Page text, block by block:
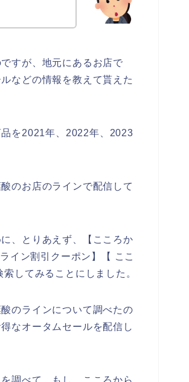
すが、地元にあるお店で
などの情報を教えて貰えた
を2021年、2022年、2023
のお店のラインで配信して
、とりあえず、【こころか
イン割引クーポン】【 ここ
してみることにしました。
のラインについて調べたの
なオータムセールを配信し